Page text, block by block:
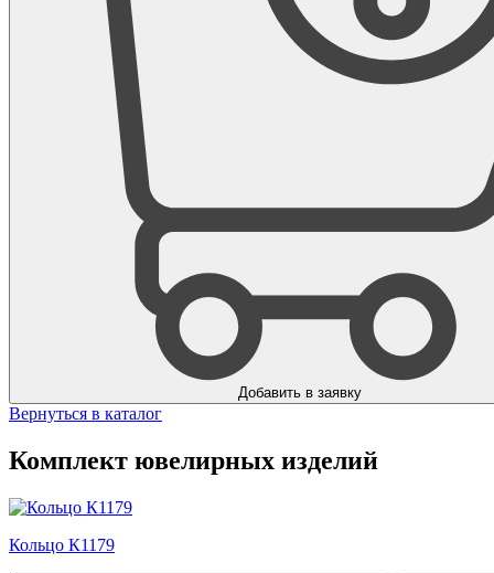
Добавить в заявку
Вернуться в каталог
Комплект ювелирных изделий
Кольцо К1179